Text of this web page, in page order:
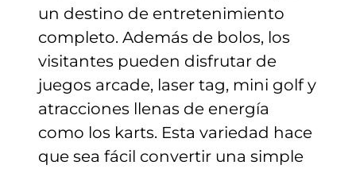
un destino de entretenimiento
completo. Además de bolos, los
visitantes pueden disfrutar de
juegos arcade, laser tag, mini golf y
atracciones llenas de energía
como los karts. Esta variedad hace
que sea fácil convertir una simple